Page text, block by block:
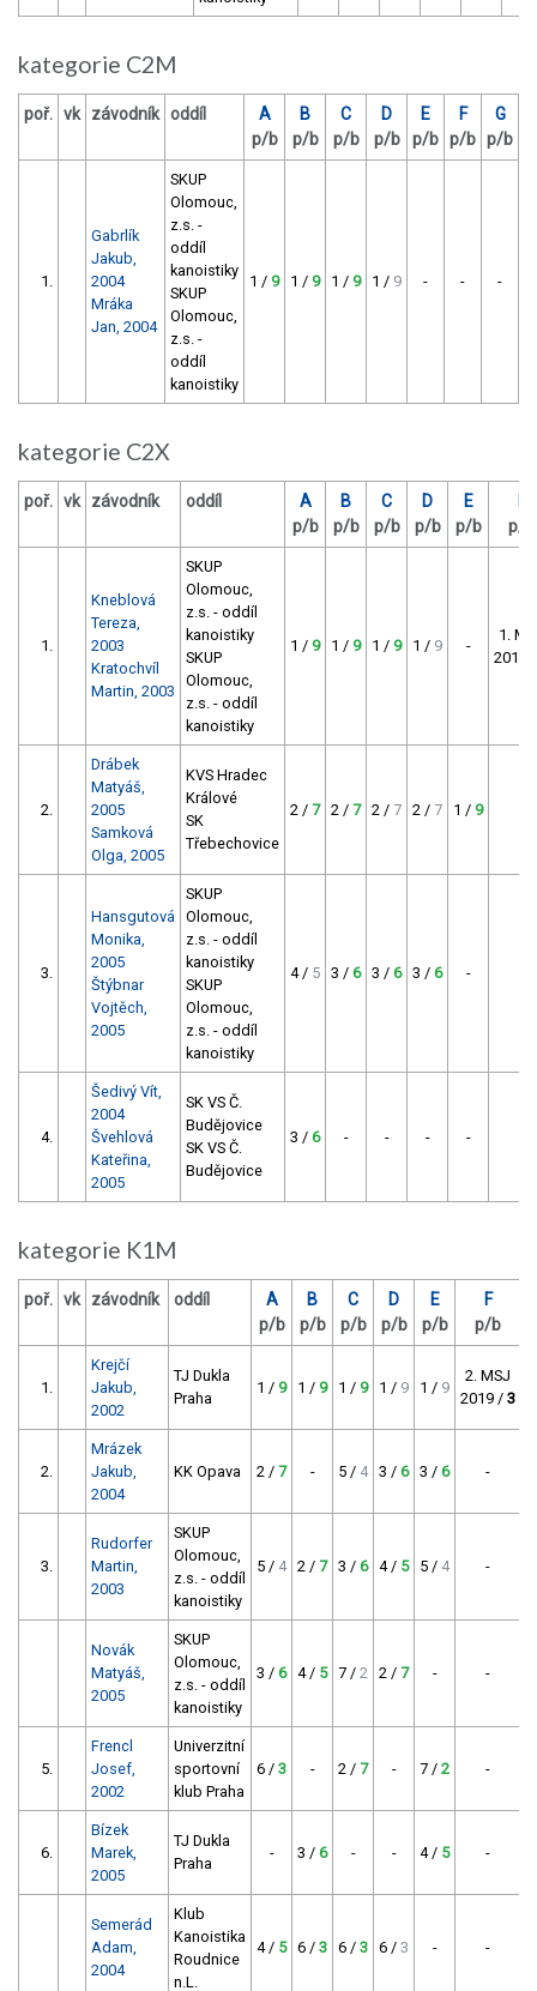
kategorie C2M
poř. vk závodník oddíl
A
p/b
B
p/b
C
p/b
D
p/b
E
p/b
F
p/b
G
p/b
1.
Gabrlík
Jakub,
2004
Mráka
Jan, 2004
SKUP
Olomouc,
z.s. -
oddíl
kanoistiky
SKUP
Olomouc,
z.s. -
oddíl
kanoistiky
1 / 9 1 / 9 1 / 9 1 / 9 - - -
kategorie C2X
poř. vk závodník oddíl
A
p/b
B
p/b
C
p/b
D
p/b
E
p/b
p/b
1.
Kneblová
Tereza,
2003
Kratochvíl
Martin, 2003
SKUP
Olomouc,
z.s. - oddíl
kanoistiky
SKUP
Olomouc,
z.s. - oddíl
kanoistiky
1 / 9 1 / 9 1 / 9 1 / 9 -
1.
2019
2.
Drábek
Matyáš,
2005
Samková
Olga, 2005
KVS Hradec
Králové
SK
Třebechovice
2 / 7 2 / 7 2 / 7 2 / 7 1 / 9
3.
Hansgutová
Monika,
2005
Štýbnar
Vojtěch,
2005
SKUP
Olomouc,
z.s. - oddíl
kanoistiky
SKUP
Olomouc,
z.s. - oddíl
kanoistiky
4 / 5 3 / 6 3 / 6 3 / 6 -
4.
Šedivý Vít,
2004
Švehlová
Kateřina,
2005
SK VS Č.
Budějovice
SK VS Č.
Budějovice
3 / 6 - - - -
kategorie K1M
poř. vk závodník oddíl
A
p/b
B
p/b
C
p/b
D
p/b
E
p/b
F
p/b
1.
Krejčí
Jakub,
2002
TJ Dukla
Praha
1 / 9 1 / 9 1 / 9 1 / 9 1 / 9
2. MSJ
2019 / 3
2.
Mrázek
Jakub,
2004
KK Opava 2 / 7 - 5 / 4 3 / 6 3 / 6 -
3.
Rudorfer
Martin,
2003
SKUP
Olomouc,
z.s. - oddíl
kanoistiky
5 / 4 2 / 7 3 / 6 4 / 5 5 / 4 -
Novák
Matyáš,
2005
SKUP
Olomouc,
z.s. - oddíl
kanoistiky
3 / 6 4 / 5 7 / 2 2 / 7 - -
5.
Frencl
Josef,
2002
Univerzitní
sportovní
klub Praha
6 / 3 - 2 / 7 - 7 / 2 -
6.
Bízek
Marek,
2005
TJ Dukla
Praha
- 3 / 6 - - 4 / 5 -
Semerád
Adam,
2004
Klub
Kanoistika
Roudnice
n.L.
4 / 5 6 / 3 6 / 3 6 / 3 - -